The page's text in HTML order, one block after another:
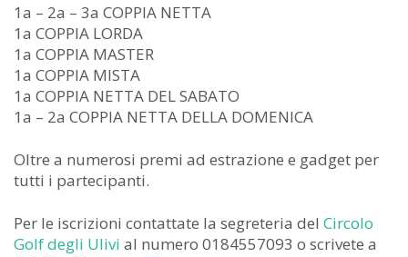
1a – 2a – 3a COPPIA NETTA
1a COPPIA LORDA
1a COPPIA MASTER
1a COPPIA MISTA
1a COPPIA NETTA DEL SABATO
1a – 2a COPPIA NETTA DELLA DOMENICA
Oltre a numerosi premi ad estrazione e gadget per
tutti i partecipanti.
Per le iscrizioni contattate la segreteria del Circolo
Golf degli Ulivi al numero 0184557093 o scrivete a